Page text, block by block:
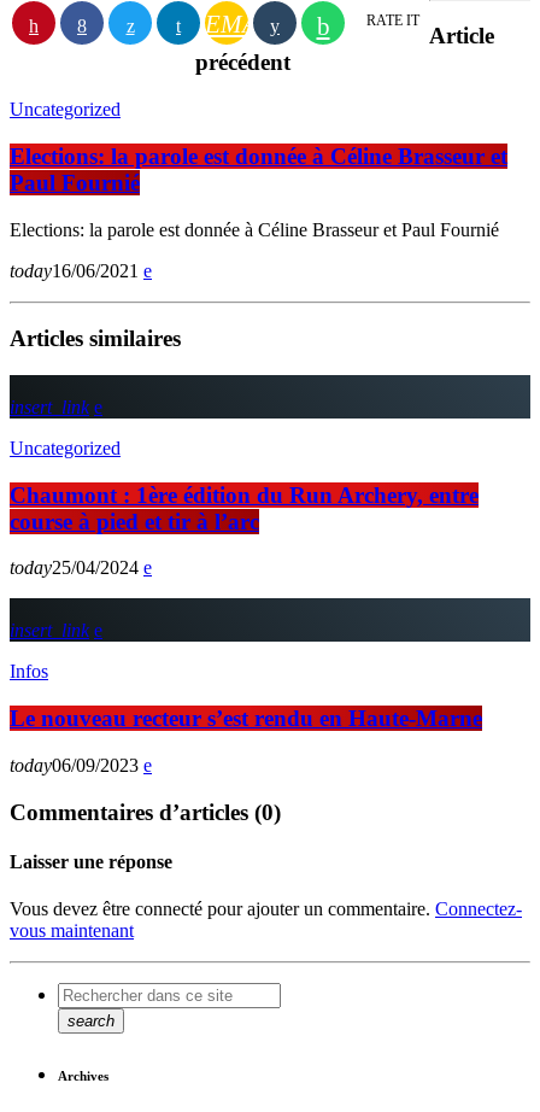
EMAIL RATE IT
Article
précédent
Uncategorized
Elections: la parole est donnée à Céline Brasseur et
Paul Fournié
Elections: la parole est donnée à Céline Brasseur et Paul Fournié
today16/06/2021
Articles similaires
insert_link
Uncategorized
Chaumont : 1ère édition du Run Archery, entre
course à pied et tir à l’arc
today25/04/2024
insert_link
Infos
Le nouveau recteur s’est rendu en Haute-Marne
today06/09/2023
Commentaires d’articles (0)
Laisser une réponse
Vous devez être connecté pour ajouter un commentaire. Connectez-
vous maintenant
search
Archives